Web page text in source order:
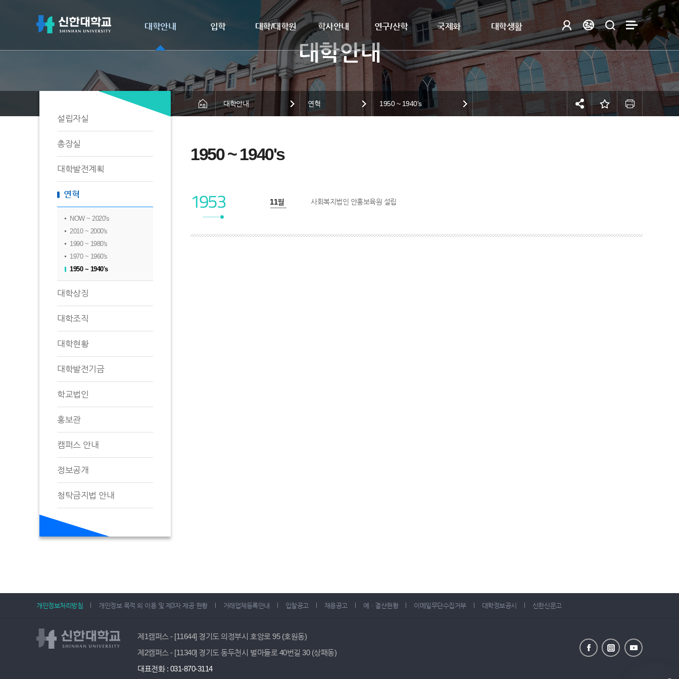
대학안내 입학 대학/대학원 학사안내 연구/산학 국제화 대학생활
설립자실
총장실
대학발전계획
연혁
NOW ~ 2020's
2010 ~ 2000's
1990 ~ 1980's
1970 ~ 1960's
1950 ~ 1940's
대학상징
대학조직
대학현황
대학발전기금
학교법인
홍보관
캠퍼스 안내
정보공개
청탁금지법 안내
대학안내 연혁 1950 ~ 1940's
1950 ~ 1940's
1953 1953년 11월 사회복지법인 안흥보육원 설립
개인정보처리방침 개인정보 목적 외 이용 및 제3자 제공 현황 거래업체등록안내 입찰공고 채용공고 예ㆍ결산현황 이메일무단수집거부 대학정보공시 신한신문고
제1캠퍼스 - [11644] 경기도 의정부시 호암로 95 (호원동)
제2캠퍼스 - [11340] 경기도 동두천시 벌마들로 40번길 30 (상패동)
대표전화 : 031-870-3114